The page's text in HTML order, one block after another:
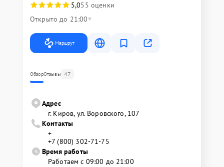
5,055 оценки
Открыто до 21:00
Маршрут
ОбзорОтзывы 47
Адрес
г. Киров, ул. Воровского, 107
Контакты
+
+7 (800) 302-71-75
Время работы
Работаем с 09:00 до 21:00